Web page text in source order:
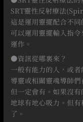
SRT靈性反射療法
這是運用靈擺配合不
可以運用靈擺輸入指
運作。
●資訊從哪裏來？
一般有能力的人，或
導靈或相關靈魂導師
但一定會有。如果沒
地球有地心吸力。但
了。